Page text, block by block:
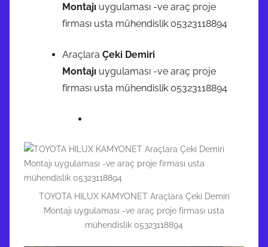
Montajı uygulaması -ve araç proje
firması usta mühendislik 05323118894
Araçlara Çeki Demiri
Montajı uygulaması -ve araç proje
firması usta mühendislik 05323118894
TOYOTA HILUX KAMYONET Araçlara Çeki Demiri
Montajı uygulaması -ve araç proje firması usta
mühendislik 05323118894